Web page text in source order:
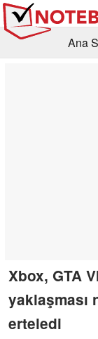
Ana
Xbox, GTA
yaklaşması
erteledi